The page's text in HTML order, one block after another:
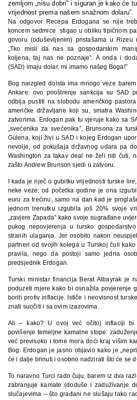
zemljom „nisu dobri” i siguran je kako će
vrijednost prema našem snažnom dolaru”.
Na odgovor Recepa Erdogana se nije
koncem sedmice stigao u obliku tipičnom
govoru (oduševljenim) pristašama u
„Tko misli da nas sa gospodarskim
koljena, taj nas ne poznaje”. A onda i
(SAD) imaju dolar, mi imamo našeg Boga!”
Bog naizgled doista ima mnogo veze
Ankare: ovo pooštrenje sankcija su SAD
odbija pustiti na slobodu američkog
američke državljane koji su, smatra
zatvorima. Erdogan pak tu vjeruje kako sa
„svećenika za svećenika”, Brunsona za
Gülena, koji živi u SAD i kojeg Erdogan
nevolje, od pokušaja državnog udara pa
Washington za takav deal ne želi niti čuti,
zašto Andrew Brunson sjedi u zatvoru.
I kada je riječ o gubitku vrijednosti turske
neke veze: od početka godine je ona
euru za trećinu, samo na dan kad je
jednom trenutku izgubila još 20% svoje
„zavjere Zapada” kako svoje sugrađane
pukog nepovjerenja u tursko
stranih ulaganja. Jer osobito nakon
partneri od svojih kolega u Turskoj čuli
pravila, nego da postoji samo jedna
predsjednik Erdogan.
Turski ministar financija Berat Albayrak je
poduzeti mjere kako bi osnažila povjerenje
boriti protiv inflacije. Ističe i neovisnost
znati suočiti i sa ovim izazovima.
Ali – kako? U ovoj već očitoj inflaciji bi
povišenje temeljne kamatne stope:
već previsoko i tome mora doći kraj višim
Bog: Erdogan je jasno objavio kako je
će i dalje brinuti i osobno nadzirati što će se
To naravno Turci rado čuju, barem iz dva
zabranjuje kamate (doduše i zaduživanje
slučajevima – što građani ne slušaju tako